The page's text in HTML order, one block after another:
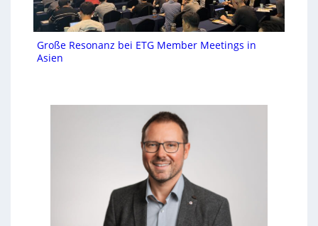
Große Resonanz bei ETG Member Meetings in
Asien